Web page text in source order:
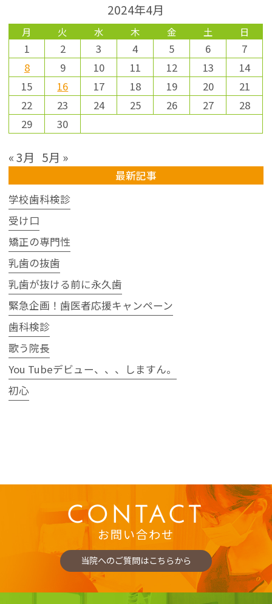
2024年4月
月 火 水 木 金 土 日
1 2 3 4 5 6
7
8
9 10 11 12 13
14
15
16 17 18 19 20
21
22
23 24 25 26 27
28
29
30
« 3月 5月 »
最新記事
学校歯科検診
受け口
矯正の専門性
乳歯の抜歯
乳歯が抜ける前に永久歯
緊急企画！歯医者応援キャンペーン
歯科検診
歌う院長
You Tubeデビュー、、、しますん。
初心
CONTACT
お問い合わせ
当院へのご質問はこちらから